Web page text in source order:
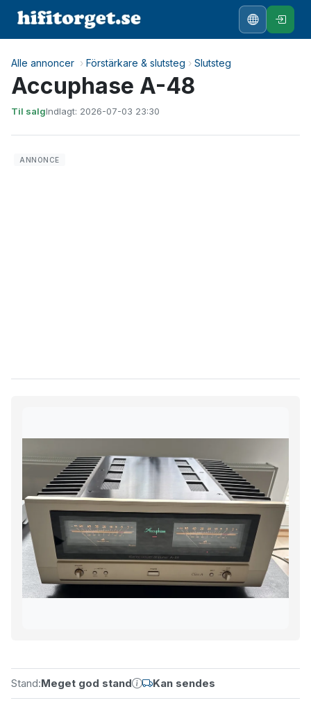
Alle annoncer › Förstärkare & slutsteg › Slutsteg
Accuphase A-48
Til salgIndlagt: 2026-07-03 23:30
Stand:Meget god stand Kan sendes